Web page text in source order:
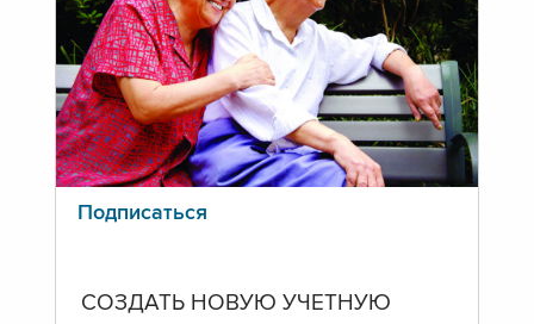
Подписаться
СОЗДАТЬ НОВУЮ УЧЕТНУЮ